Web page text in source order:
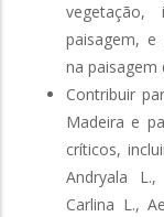
vegetação,
paisagem,
na paisagem
Contribuir
Madeira e
críticos,
Andryala
Carlina L.,